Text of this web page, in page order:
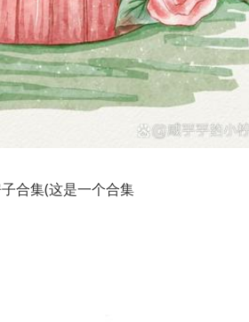
合集(这是一个合集